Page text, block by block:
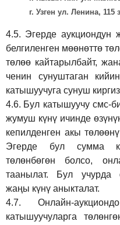
г. Узген ул. Ленина,
4.5. Эгерде аукциондун
белгиленген мөөнөттө
төлөө кайтарылбайт,
ченин сунуштаган
катышуучуга сунуш киргиз
4.6. Бул катышуучу смс-
жумуш күнү ичинде
кепилденген акы
Эгерде бул сумма
төлөнбөгөн болсо,
таанылат. Бул учурда
жаңы күнү аныкталат.
4.7.
Онлайн-
катышуучуларга